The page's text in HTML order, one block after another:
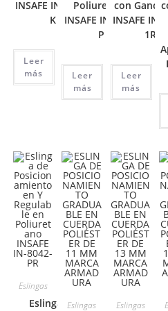
INSAFE IN-8042-
K
Leer
más
Poliuretano
INSAFE IN-8042-
P
Leer
más
con
INSAFE IN-
1R
Leer
más
Eslingas
Eslinga deEslingas Eslingas